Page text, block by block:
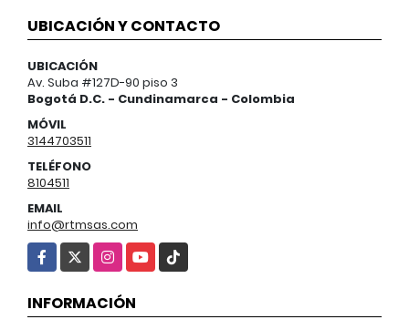
UBICACIÓN Y CONTACTO
UBICACIÓN
Av. Suba #127D-90 piso 3
Bogotá D.C. - Cundinamarca - Colombia
MÓVIL
3144703511
TELÉFONO
8104511
EMAIL
info@rtmsas.com
Facebook
X Instagram
YouTube
TikTok
INFORMACIÓN